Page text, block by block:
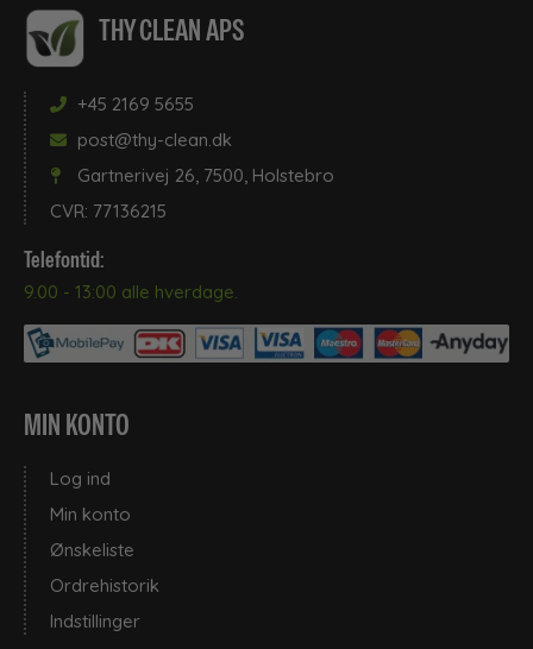
THY CLEAN APS
+45 2169 5655
post@thy-clean.dk
Gartnerivej 26, 7500, Holstebro
CVR: 77136215
Telefontid:
9.00 - 13:00 alle hverdage.
MIN KONTO
Log ind
Min konto
Ønskeliste
Ordrehistorik
Indstillinger